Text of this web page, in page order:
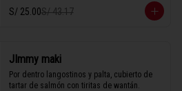
1 Tabla (10 unidades)
S/ 25.00S/ 43.17
JImmy maki
Por dentro langostinos y palta, cubierto de
tartar de salmón con tiritas de wantán.